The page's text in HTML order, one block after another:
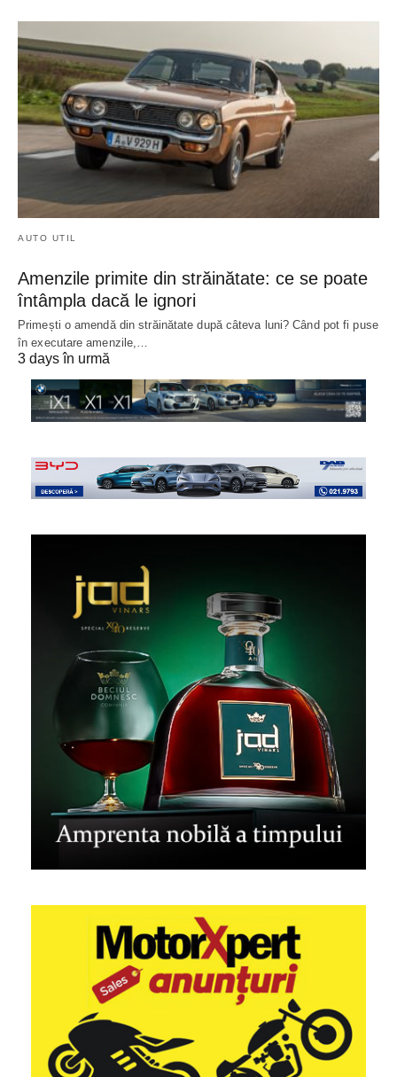
AUTO UTIL
Amenzile primite din străinătate: ce se poate
întâmpla dacă le ignori
Primești o amendă din străinătate după câteva luni? Când pot fi puse
în executare amenzile,…
3 days în urmă